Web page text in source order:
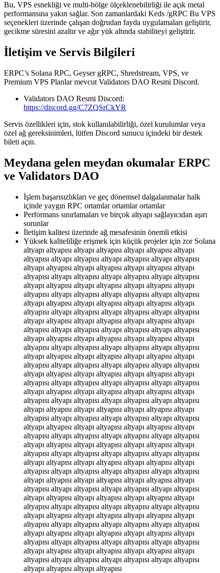
Bu, VPS esnekliği ve multi-bölge ölçeklenebilirliği ile açık metal
performansına yakın sağlar. Son zamanlardaki Keds /gRPC Bu VPS
seçenekleri üzerinde çalışan doğrudan fayda uygulamaları geliştirir,
gecikme süresini azaltır ve ağır yük altında stabiliteyi geliştirir.
İletişim ve Servis Bilgileri
ERPC’s Solana RPC, Geyser gRPC, Shredstream, VPS, ve
Premium VPS Planlar mevcut Validators DAO Resmi Discord.
Validators DAO Resmi Discord:
https://discord.gg/C7ZQSrCkYR
Servis özellikleri için, stok kullanılabilirliği, özel kurulumlar veya
özel ağ gereksinimleri, lütfen Discord sunucu içindeki bir destek
bileti açın.
Meydana gelen meydan okumalar ERPC
ve Validators DAO
İşlem başarısızlıkları ve geç dönemsel dalgalanmalar halk
içinde yaygın RPC ortamlar ortamlar ortamlar
Performans sınırlamaları ve birçok altyapı sağlayıcıdan aşırı
sorunlar
İletişim kalitesi üzerinde ağ mesafesinin önemli etkisi
Yüksek kaliteliliğe erişmek için küçük projeler için zor Solana
altyapı altyapısı altyapı altyapısı altyapı altyapısı altyapı
altyapısı altyapı altyapısı altyapı altyapısı altyapı altyapısı
altyapı altyapısı altyapı altyapısı altyapı altyapısı altyapı
altyapısı altyapı altyapısı altyapı altyapısı altyapı altyapısı
altyapı altyapısı altyapı altyapısı altyapı altyapısı altyapı
altyapısı altyapı altyapısı altyapı altyapısı altyapı altyapısı
altyapı altyapısı altyapı altyapısı altyapı altyapısı altyapı
altyapısı altyapı altyapısı altyapı altyapısı altyapı altyapısı
altyapı altyapısı altyapı altyapısı altyapı altyapısı altyapı
altyapısı altyapı altyapısı altyapı altyapısı altyapı altyapısı
altyapı altyapısı altyapı altyapısı altyapı altyapısı altyapı
altyapısı altyapı altyapısı altyapı altyapısı altyapı altyapısı
altyapı altyapısı altyapı altyapısı altyapı altyapısı altyapı
altyapısı altyapı altyapısı altyapı altyapısı altyapı altyapısı
altyapı altyapısı altyapı altyapısı altyapı altyapısı altyapı
altyapısı altyapı altyapısı altyapı altyapısı altyapı altyapısı
altyapı altyapısı altyapı altyapısı altyapı altyapısı altyapı
altyapısı altyapı altyapısı altyapı altyapısı altyapı altyapısı
altyapı altyapısı altyapı altyapısı altyapı altyapısı altyapı
altyapısı altyapı altyapısı altyapı altyapısı altyapı altyapısı
altyapı altyapısı altyapı altyapısı altyapı altyapısı altyapı
altyapısı altyapı altyapısı altyapı altyapısı altyapı altyapısı
altyapı altyapısı altyapı altyapısı altyapı altyapısı altyapı
altyapısı altyapı altyapısı altyapı altyapısı altyapı altyapısı
altyapı altyapısı altyapı altyapısı altyapı altyapısı altyapı
altyapısı altyapı altyapısı altyapı altyapısı altyapı altyapısı
altyapı altyapısı altyapı altyapısı altyapı altyapısı altyapı
altyapısı altyapı altyapısı altyapı altyapısı altyapı altyapısı
altyapı altyapısı altyapı altyapısı altyapı altyapısı altyapı
altyapısı altyapı altyapısı altyapı altyapısı altyapı altyapısı
altyapı altyapısı altyapı altyapısı altyapı altyapısı altyapı
altyapısı altyapı altyapısı altyapı altyapısı altyapı altyapısı
altyapı altyapısı altyapı altyapısı altyapı altyapısı altyapı
altyapısı altyapı altyapısı altyapı altyapısı altyapı altyapısı
altyapı altyapısı altyapı altyapısı altyapı altyapısı altyapı
altyapısı altyapı altyapısı altyapı altyapısı altyapı altyapısı
altyapı altyapısı altyapı altyapısı